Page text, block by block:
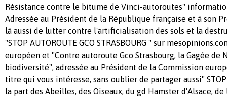
Résistance contre le bitume de Vinci-autoroutes"
Adressée au Président de la République française et à son
là aussi de lutter contre l'artificialisation des sols et la
"STOP AUTOROUTE GCO STRASBOURG " sur
européen et "Contre autoroute Gco Strasbourg, la Gagée de
biodiversité", adressée au Président de la Commission
titre qui vous intéresse, sans oublier de partager aussi"
la part des Abeilles, des Oiseaux, du gd Hamster d'Alsace,